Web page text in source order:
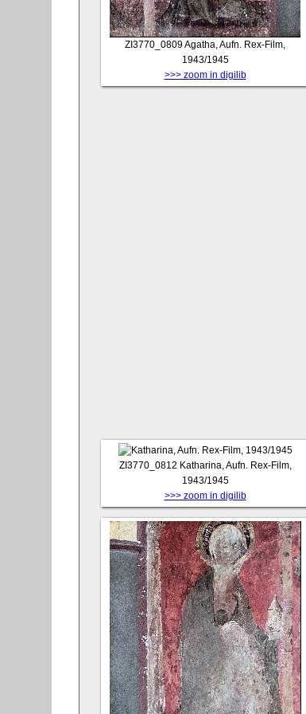
ZI3770_0809Agatha, Aufn. Rex-Film,
1943/1945
>>> zoom in digilib
ZI3770_0812 Katharina, Aufn. Rex-Film,
1943/1945
>>> zoom in digilib